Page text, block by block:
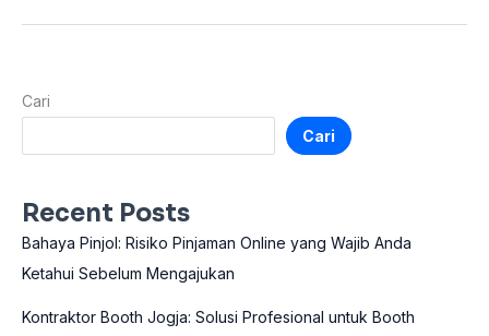
Cari
Cari
Recent Posts
Bahaya Pinjol: Risiko Pinjaman Online yang Wajib Anda
Ketahui Sebelum Mengajukan
Kontraktor Booth Jogja: Solusi Profesional untuk Booth